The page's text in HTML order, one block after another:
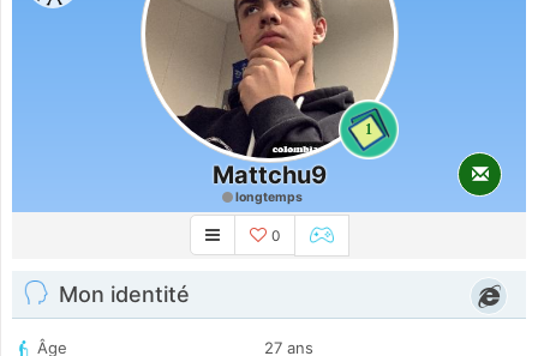
1
Mattchu9
longtemps
0
Mon identité
Âge
27 ans